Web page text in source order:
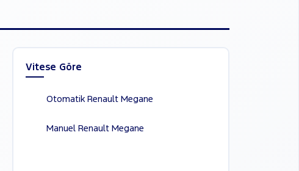
Vitese Göre
Otomatik Renault Megane
Manuel Renault Megane